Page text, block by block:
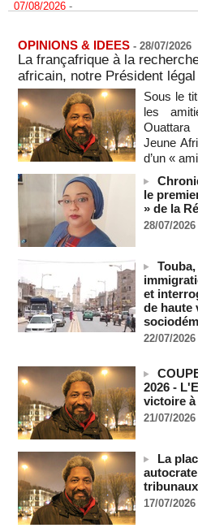
07/08/2026 -
Bénin: Patrice Talon élu
mois après son départ du pouvoir
07/08/2026 -
Mali-Algérie : le PM Maïga
rupture diplomatique » entre les 2
07/08/2026 -
Journaliste libanaise tuée par
demande une enquête pour crime
07/08/2026 -
Côte d'Ivoire : le président
détenus
07/08/2026
Plagiat à Cambridge -
recrutement de ses enseignants
07/08/2026 -
La Türkiye, l’Arabie saoudite et
La Bourse de Paris termine en
aux records
07/08/2026 -
En Thaïlande, "choc" et
fusillade mortelle
07/08/2026 -
Hydrocarbures : les entreprises
37,5 milliards de francs CFA au
07/08/2026 -
OPINIONS & IDEES - 28/07/2026
La françafrique à la
africain, notre Président
Sous le
les
Jeune
d’un «
le
» de la
28/07/2026
et
de haute
22/07/2026
2026 -
victoire à
21/07/2026
La
tribunaux
17/07/2026